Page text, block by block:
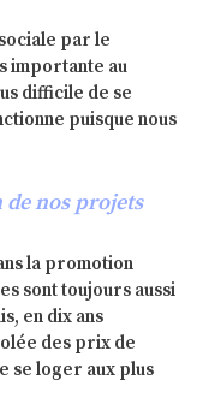
par le
importante au
difficile de se
puisque nous
de nos projets
la promotion
sont toujours aussi
en dix ans
des prix de
se loger aux plus